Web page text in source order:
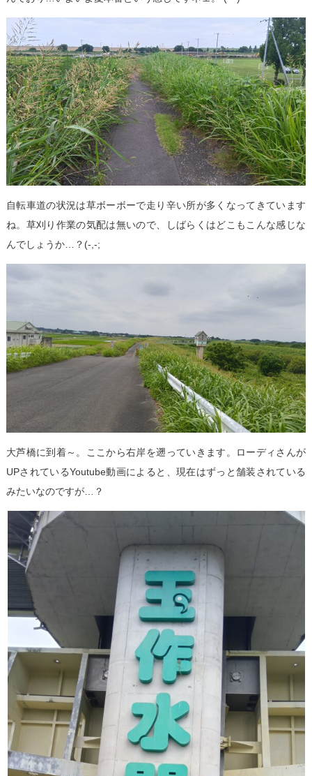
自転車道の状況は草ボーボーで走り辛い所が多くなってきています
ね。草刈り作業の気配は無いので、しばらくはどこもこんな感じな
んでしょうか…？(-,-;
大芦橋に到着～。ここから右岸を遡っていきます。ローディさんが
UPされているYoutube動画によると、現在はずっと舗装されている
みたいなのですが…？